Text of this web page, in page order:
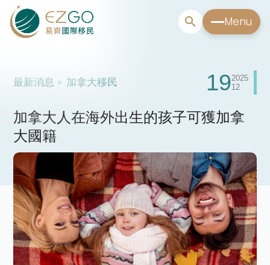
Menu
最新消息 加拿大移民 192025
12
加拿大人在海外出生的孩子可獲加拿
大國籍